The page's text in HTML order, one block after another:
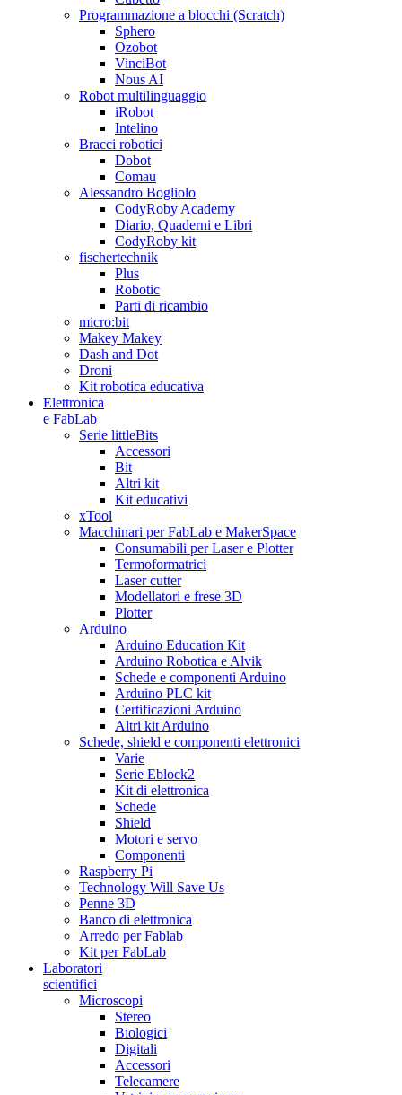
Programmazione a blocchi (Scratch)
Sphero
Ozobot
VinciBot
Nous AI
Robot multilinguaggio
iRobot
Intelino
Bracci robotici
Dobot
Comau
Alessandro Bogliolo
CodyRoby Academy
Diario, Quaderni e Libri
CodyRoby kit
fischertechnik
Plus
Robotic
Parti di ricambio
micro:bit
Makey Makey
Dash and Dot
Droni
Kit robotica educativa
Elettronica
e FabLab
Serie littleBits
Accessori
Bit
Altri kit
Kit educativi
xTool
Macchinari per FabLab e MakerSpace
Consumabili per Laser e Plotter
Termoformatrici
Laser cutter
Modellatori e frese 3D
Plotter
Arduino
Arduino Education Kit
Arduino Robotica e Alvik
Schede e componenti Arduino
Arduino PLC kit
Certificazioni Arduino
Altri kit Arduino
Schede, shield e componenti elettronici
Varie
Serie Eblock2
Kit di elettronica
Schede
Shield
Motori e servo
Componenti
Raspberry Pi
Technology Will Save Us
Penne 3D
Banco di elettronica
Arredo per Fablab
Kit per FabLab
Laboratori
scientifici
Microscopi
Stereo
Biologici
Digitali
Accessori
Telecamere